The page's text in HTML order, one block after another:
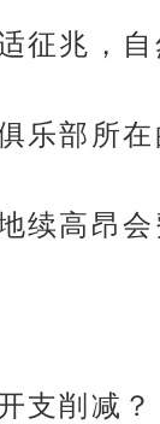
征兆，自
乐部所在
续高昂会
支削减？